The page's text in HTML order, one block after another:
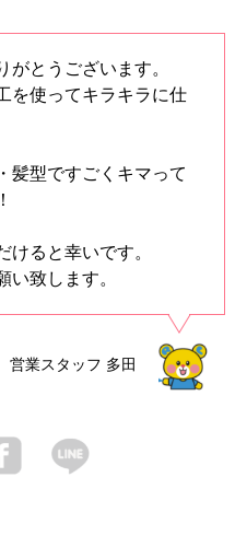
がとうございます。
を使ってキラキラに仕
髪型ですごくキマって
けると幸いです。
い致します。
営業スタッフ 多田